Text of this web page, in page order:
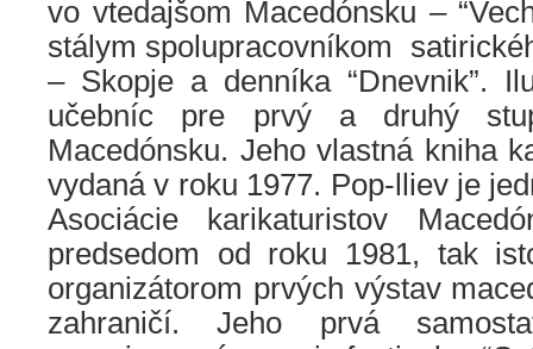
vo vtedajšom Macedónsku –
stálym spolupracovníkom
– Skopje a denníka “Dnevnik”.
učebníc pre prvý a druhý
Macedónsku. Jeho vlastná kniha
vydaná v roku 1977. Pop-lliev je
Asociácie karikaturistov
predsedom od roku 1981, tak
organizátorom prvých výstav
zahraničí. Jeho prvá